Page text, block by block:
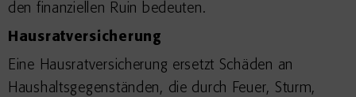
den finanziellen Ruin bedeuten.
Hausratversicherung
Eine Hausratversicherung ersetzt Schäden an
Haushaltsgegenständen, die durch Feuer, Sturm,